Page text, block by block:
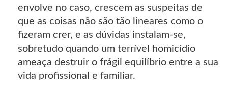
envolve no caso, crescem as suspeitas de
que as coisas não são tão lineares como o
fizeram crer, e as dúvidas instalam-se,
sobretudo quando um terrível homicídio
ameaça destruir o frágil equilíbrio entre a sua
vida profissional e familiar.